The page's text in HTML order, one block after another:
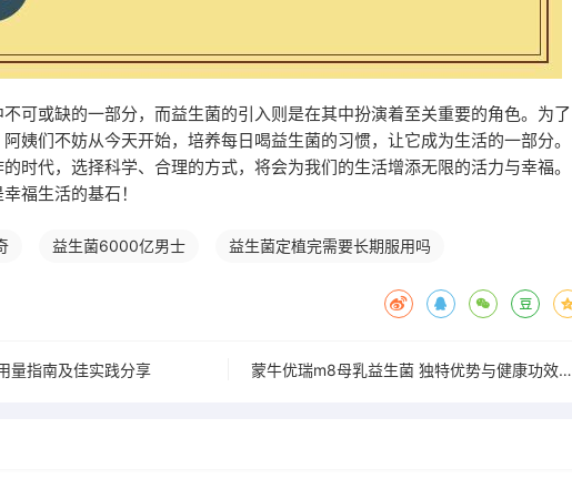
可或缺的一部分，而益生菌的引入则是在其中扮演着至关重要的角色。为了
姨们不妨从今天开始，培养每日喝益生菌的习惯，让它成为生活的一部分。
时代，选择科学、合理的方式，将会为我们的生活增添无限的活力与幸福。
福生活的基石！
益生菌6000亿男士 益生菌定植完需要长期服用吗
量指南及佳实践分享 蒙牛优瑞m8母乳益生菌 独特优势与健康功效全解析